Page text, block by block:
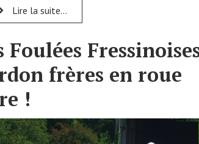
Lire la suite...
Foulées
frères en roue
!